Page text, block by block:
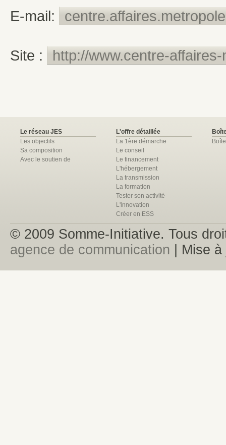
E-mail:
Site : http://www.centre-
Le réseau JES
Les objectifs
Sa composition
Avec le soutien de
L'offre détaillée
La 1ère démarche
Le conseil
Le financement
L'hébergement
La transmission
La formation
Tester son activité
L'innovation
Créer en ESS
© 2009 Somme-Initiative. Tous
agence de communication | Mise